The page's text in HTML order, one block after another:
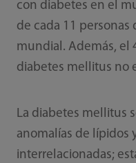
con diabetes en el
de cada 11
mundial. Además, el
diabetes mellitus no
La diabetes mellitus
anomalías de lípidos
interrelacionadas;